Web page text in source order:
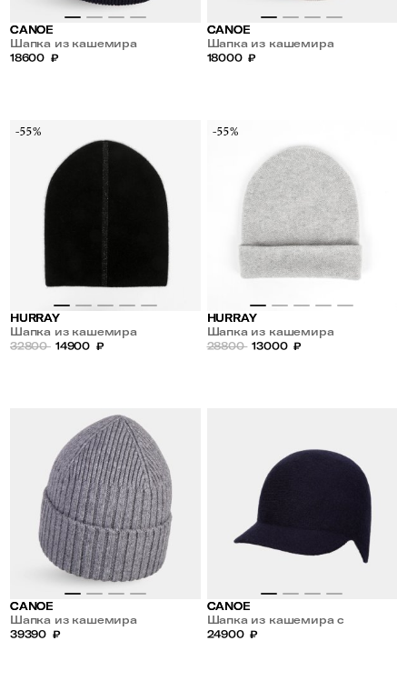
CANOE
Шапка из кашемира
18600 ₽
CANOE
Шапка из кашемира
18000 ₽
-55%
HURRAY
Шапка из кашемира
32800 14900 ₽
-55%
HURRAY
Шапка из кашемира
28800 13000 ₽
CANOE
Шапка из кашемира
39390 ₽
CANOE
Шапка из кашемира с
козырьком
24900 ₽